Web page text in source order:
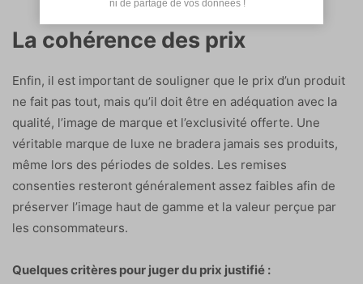
La cohérence des prix
Enfin, il est important de souligner que le prix d’un produit
ne fait pas tout, mais qu’il doit être en adéquation avec la
qualité, l’image de marque et l’exclusivité offerte. Une
véritable marque de luxe ne bradera jamais ses produits,
même lors des périodes de soldes. Les remises
consenties resteront généralement assez faibles afin de
préserver l’image haut de gamme et la valeur perçue par
les consommateurs.
Quelques critères pour juger du prix justifié :
ni de partage de vos données !